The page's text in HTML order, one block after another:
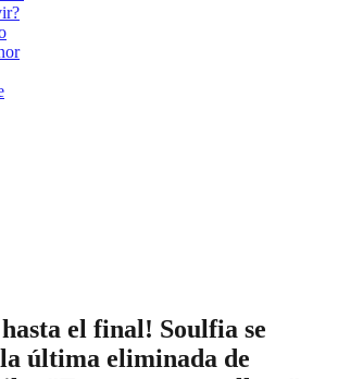
el final! Soulfia se
última eliminada de